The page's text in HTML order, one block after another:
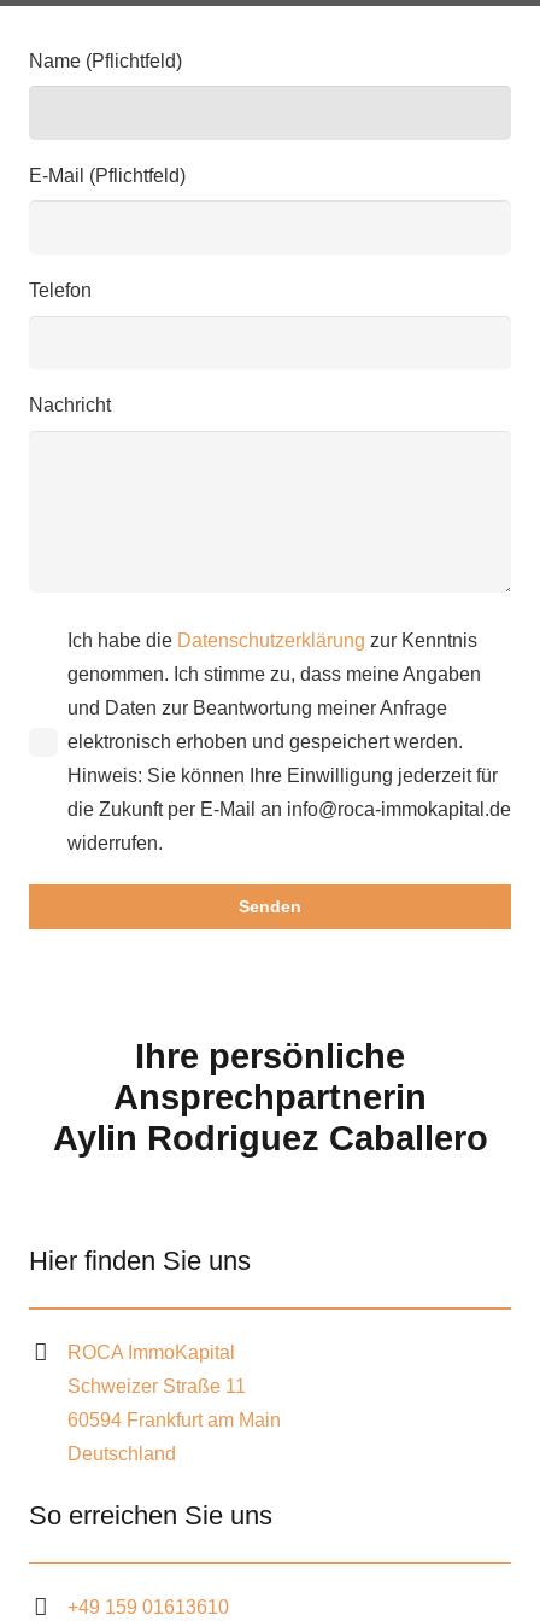
Name (Pflichtfeld)
E-Mail (Pflichtfeld)
Telefon
Nachricht
Ich habe die Datenschutzerklärung zur Kenntnis
genommen. Ich stimme zu, dass meine Angaben
und Daten zur Beantwortung meiner Anfrage
elektronisch erhoben und gespeichert werden.
Hinweis: Sie können Ihre Einwilligung jederzeit für
die Zukunft per E-Mail an info@roca-immokapital.de
widerrufen.
Ihre persönliche
Ansprechpartnerin
Aylin Rodriguez Caballero
Hier finden Sie uns
ROCA ImmoKapital
Schweizer Straße 11
60594 Frankfurt am Main
Deutschland
So erreichen Sie uns
+49 159 01613610